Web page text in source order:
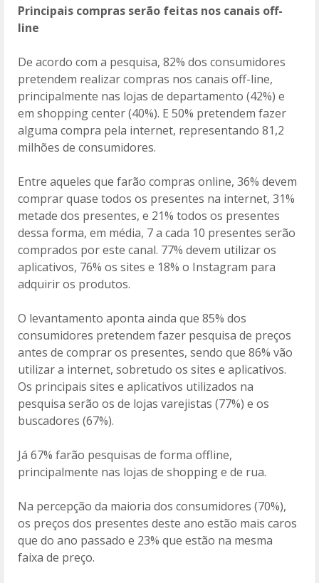
Principais compras serão feitas nos canais off-
line
De acordo com a pesquisa, 82% dos consumidores
pretendem realizar compras nos canais off-line,
principalmente nas lojas de departamento (42%) e
em shopping center (40%). E 50% pretendem fazer
alguma compra pela internet, representando 81,2
milhões de consumidores.
Entre aqueles que farão compras online, 36% devem
comprar quase todos os presentes na internet, 31%
metade dos presentes, e 21% todos os presentes
dessa forma, em média, 7 a cada 10 presentes serão
comprados por este canal. 77% devem utilizar os
aplicativos, 76% os sites e 18% o Instagram para
adquirir os produtos.
O levantamento aponta ainda que 85% dos
consumidores pretendem fazer pesquisa de preços
antes de comprar os presentes, sendo que 86% vão
utilizar a internet, sobretudo os sites e aplicativos.
Os principais sites e aplicativos utilizados na
pesquisa serão os de lojas varejistas (77%) e os
buscadores (67%).
Já 67% farão pesquisas de forma offline,
principalmente nas lojas de shopping e de rua.
Na percepção da maioria dos consumidores (70%),
os preços dos presentes deste ano estão mais caros
que do ano passado e 23% que estão na mesma
faixa de preço.